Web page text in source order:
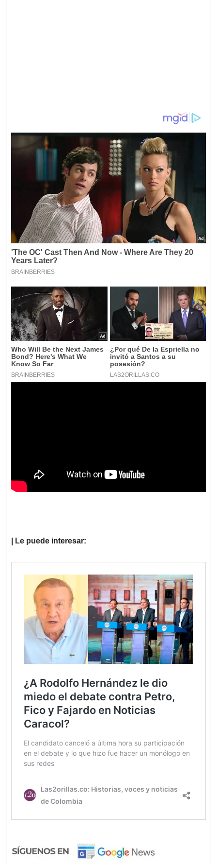
| Le puede interesar: